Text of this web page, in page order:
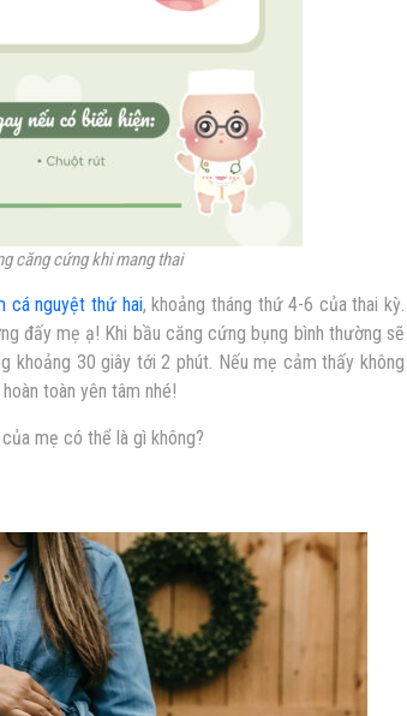
căng cứng khi mang thai
cá nguyệt thứ hai, khoảng tháng thứ 4-6 của thai kỳ.
đấy mẹ ạ! Khi bầu căng cứng bụng bình thường sẽ
khoảng 30 giây tới 2 phút. Nếu mẹ cảm thấy không
toàn yên tâm nhé!
mẹ có thể là gì không?